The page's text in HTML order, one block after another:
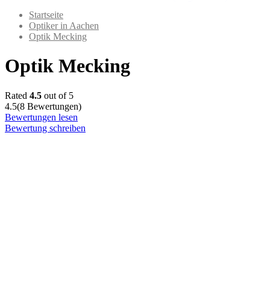
Startseite
Optiker in Aachen
Optik Mecking
Optik Mecking
Rated 4.5 out of 5
4.5(8 Bewertungen)
Bewertungen lesen
Bewertung schreiben